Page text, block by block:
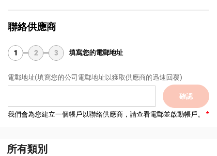
聯絡供應商
1 2 3 填寫您的電郵地址
電郵地址(填寫您的公司電郵地址以獲取供應商的迅速回覆)
確認
我們會為您建立一個帳戶以聯絡供應商，請查看電郵並啟動帳戶。
所有類別